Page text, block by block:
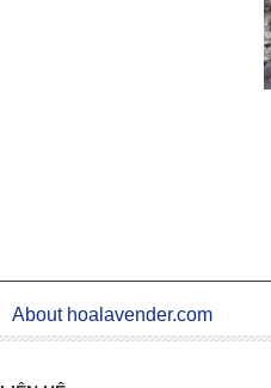
About hoalavender.com